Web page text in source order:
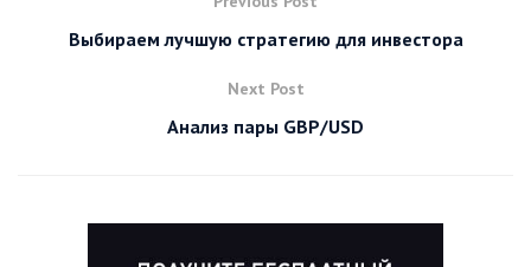
Выбираем лучшую стратегию для инвестора
Next Post
Анализ пары GBP/USD